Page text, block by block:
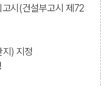
시(건설부고시 제72
지) 지정